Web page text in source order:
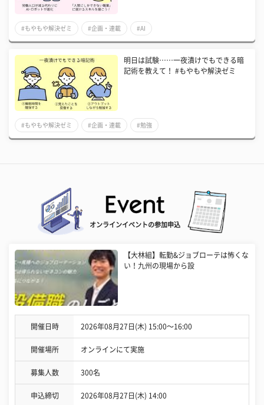
#もやもや解決ゼミ #企画・連載 #AI
明日は試験……一夜漬けでもできる暗
記術を教えて！ #もやもや解決ゼミ
#もやもや解決ゼミ #企画・連載 #勉強
オンラインイベントの参加申込
【大林組】転勤&ジョブローテは怖くな
い！九州の現場から設
開催日時 2026年08月27日(木) 15:00〜16:00
開催場所 オンラインにて実施
募集人数 300名
申込締切 2026年08月27日(木) 14:00